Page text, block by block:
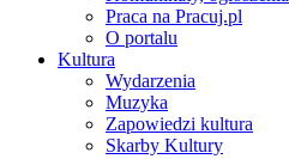
Praca na Pracuj.pl
O portalu
Kultura
Wydarzenia
Muzyka
Zapowiedzi kultura
Skarby Kultury